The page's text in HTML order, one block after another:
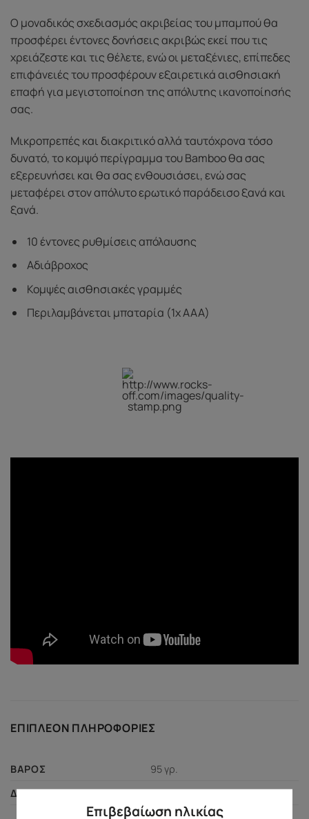
Ο μοναδικός σχεδιασμός ακριβείας του μπαμπού θα
προσφέρει έντονες δονήσεις ακριβώς εκεί που τις
χρειάζεστε και τις θέλετε, ενώ οι μεταξένιες, επίπεδες
επιφάνειές του προσφέρουν εξαιρετικά αισθησιακή
επαφή για μεγιστοποίηση της απόλυτης ικανοποίησής
σας.
Μικροπρεπές και διακριτικό αλλά ταυτόχρονα τόσο
δυνατό, το κομψό περίγραμμα του Bamboo θα σας
εξερευνήσει και θα σας ενθουσιάσει, ενώ σας
μεταφέρει στον απόλυτο ερωτικό παράδεισο ξανά και
ξανά.
10 έντονες ρυθμίσεις απόλαυσης
Αδιάβροχος
Κομψές αισθησιακές γραμμές
Περιλαμβάνεται μπαταρία (1x AAA)
ΕΠΙΠΛΈΟΝ ΠΛΗΡΟΦΟΡΊΕΣ
ΒΆΡΟΣ
95 γρ.
ΔΙΑΣΤΆΣΕΙΣ
3,5 × 8,7 × 16 εκ.
Επιβεβαίωση ηλικίας